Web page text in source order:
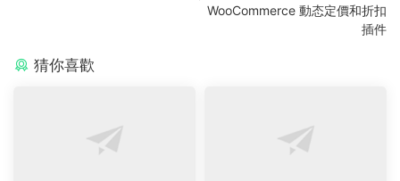
WooCommerce 動态定價和折扣
插件
猜你喜歡